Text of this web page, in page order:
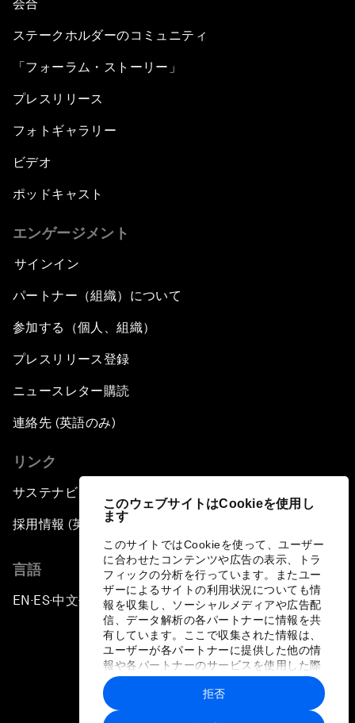
このウェブサイトはCookieを使用し
ます
このサイトではCookieを使って、ユーザー
に合わせたコンテンツや広告の表示、トラ
フィックの分析を行っています。またユー
ザーによるサイトの利用状況についても情
報を収集し、ソーシャルメディアや広告配
信、データ解析の各パートナーに情報を共
有しています。ここで収集された情報は、
ユーザーが各パートナーに提供した他の情
報や各パートナーのサービスを使用した際
に収集された情報と組み合わされ、各パー
トナーによって使用されることがありま
す。
拒否
会合
ステークホルダーのコミュニティ
「フォーラム・ストーリー」
プレスリリース
フォトギャラリー
ビデオ
ポッドキャスト
エンゲージメント
サインイン
パートナー（組織）について
参加する（個人、組織）
プレスリリース登録
ニュースレター購読
連絡先 (英語のみ)
リンク
サステナビリティへの取り組み
採用情報 (英語のみ)
言語
EN ▪ ES▪中文▪ 日本語
プライバシーポリシーと利用規約